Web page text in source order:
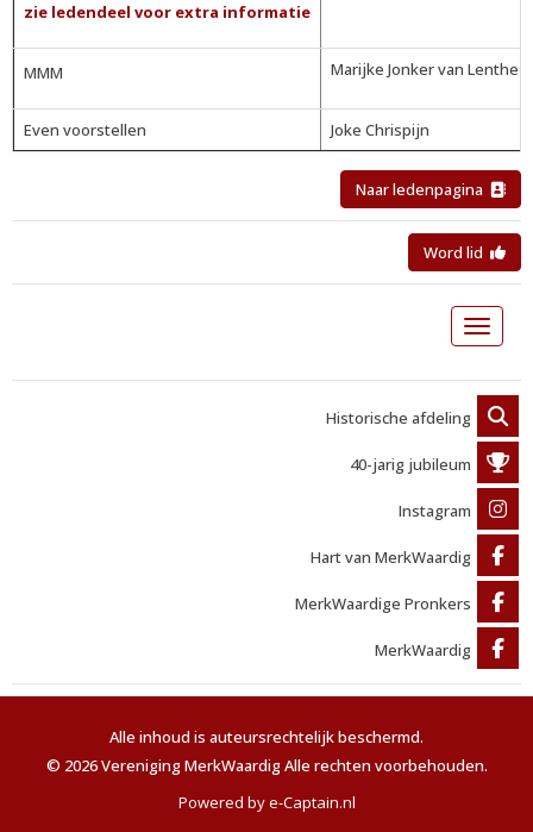
zie ledendeel voor extra informatie
MMM Marijke Jonker van Lenthe
Even voorstellen Joke Chrispijn
Naar ledenpagina
Word lid
Toggle
Historische afdeling
40-jarig jubileum
Instagram
Hart van MerkWaardig
MerkWaardige Pronkers
MerkWaardig
Alle inhoud is auteursrechtelijk beschermd.
© 2026 Vereniging MerkWaardig Alle rechten voorbehouden.
Powered by e-Captain.nl